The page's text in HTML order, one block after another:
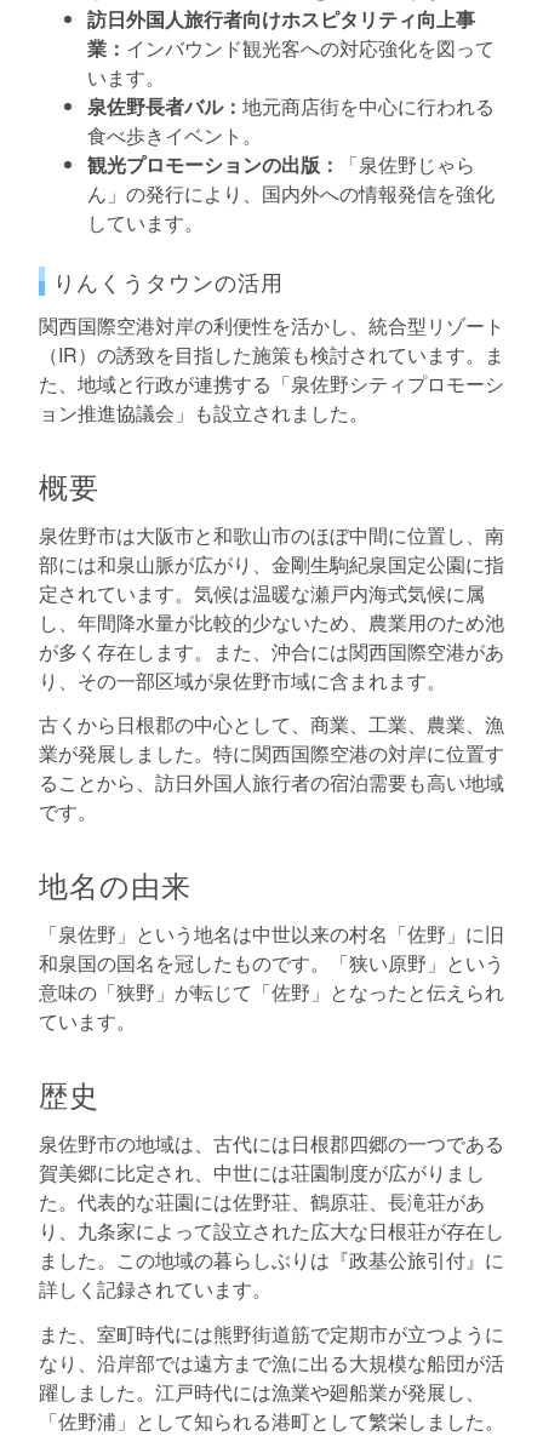
訪日外国人旅行者向けホスピタリティ向上事
業： インバウンド観光客への対応強化を図って
います。
泉佐野長者バル： 地元商店街を中心に行われる
食べ歩きイベント。
観光プロモーションの出版：
「泉佐野じゃら
ん」の発行により、国内外への情報発信を強化
しています。
りんくうタウンの活用
関西国際空港対岸の利便性を活かし、統合型リゾート
（IR）の誘致を目指した施策も検討されています。ま
た、地域と行政が連携する「泉佐野シティプロモーシ
ョン推進協議会」も設立されました。
概要
泉佐野市は大阪市と和歌山市のほぼ中間に位置し、南
部には和泉山脈が広がり、金剛生駒紀泉国定公園に指
定されています。気候は温暖な瀬戸内海式気候に属
し、年間降水量が比較的少ないため、農業用のため池
が多く存在します。また、沖合には関西国際空港があ
り、その一部区域が泉佐野市域に含まれます。
古くから日根郡の中心として、商業、工業、農業、漁
業が発展しました。特に関西国際空港の対岸に位置す
ることから、訪日外国人旅行者の宿泊需要も高い地域
です。
地名の由来
「泉佐野」という地名は中世以来の村名「佐野」に旧
和泉国の国名を冠したものです。「狭い原野」という
意味の「狭野」が転じて「佐野」となったと伝えられ
ています。
歴史
泉佐野市の地域は、古代には日根郡四郷の一つである
賀美郷に比定され、中世には荘園制度が広がりまし
た。代表的な荘園には佐野荘、鶴原荘、長滝荘があ
り、九条家によって設立された広大な日根荘が存在し
ました。この地域の暮らしぶりは『政基公旅引付』に
詳しく記録されています。
また、室町時代には熊野街道筋で定期市が立つように
なり、沿岸部では遠方まで漁に出る大規模な船団が活
躍しました。江戸時代には漁業や廻船業が発展し、
「佐野浦」として知られる港町として繁栄しました。